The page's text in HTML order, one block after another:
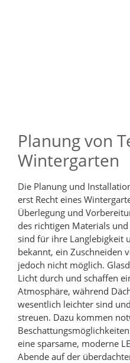
Planung von
Wintergarten
Die Planung und
erst Recht eines
Überlegung und
des richtigen Materials
sind für ihre Langlebigkeit
bekannt, ein Zuschneiden
jedoch nicht möglich.
Licht durch und schaffen
Atmosphäre, während
wesentlich leichter sind
streuen. Dazu kommen
eine sparsame, moderne
Abende auf der